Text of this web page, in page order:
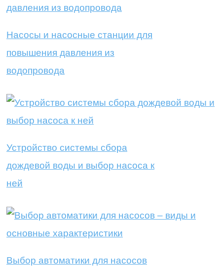
Насосы и насосные станции для
повышения давления из
водопровода
Устройство системы сбора
дождевой воды и выбор насоса к
ней
Выбор автоматики для насосов